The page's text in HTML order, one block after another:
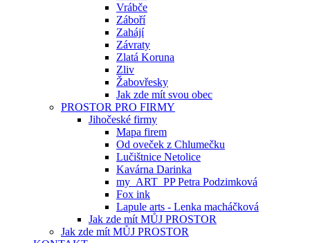
Vrábče
Záboří
Zahájí
Závraty
Zlatá Koruna
Zliv
Žabovřesky
Jak zde mít svou obec
PROSTOR PRO FIRMY
Jihočeské firmy
Mapa firem
Od oveček z Chlumečku
Lučištnice Netolice
Kavárna Darinka
my_ART_PP Petra Podzimková
Fox ink
Lapule arts - Lenka macháčková
Jak zde mít MŮJ PROSTOR
Jak zde mít MŮJ PROSTOR